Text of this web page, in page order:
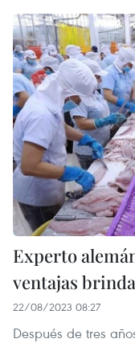
Experto
ventajas
22/08/2023 08:27
Después de tres